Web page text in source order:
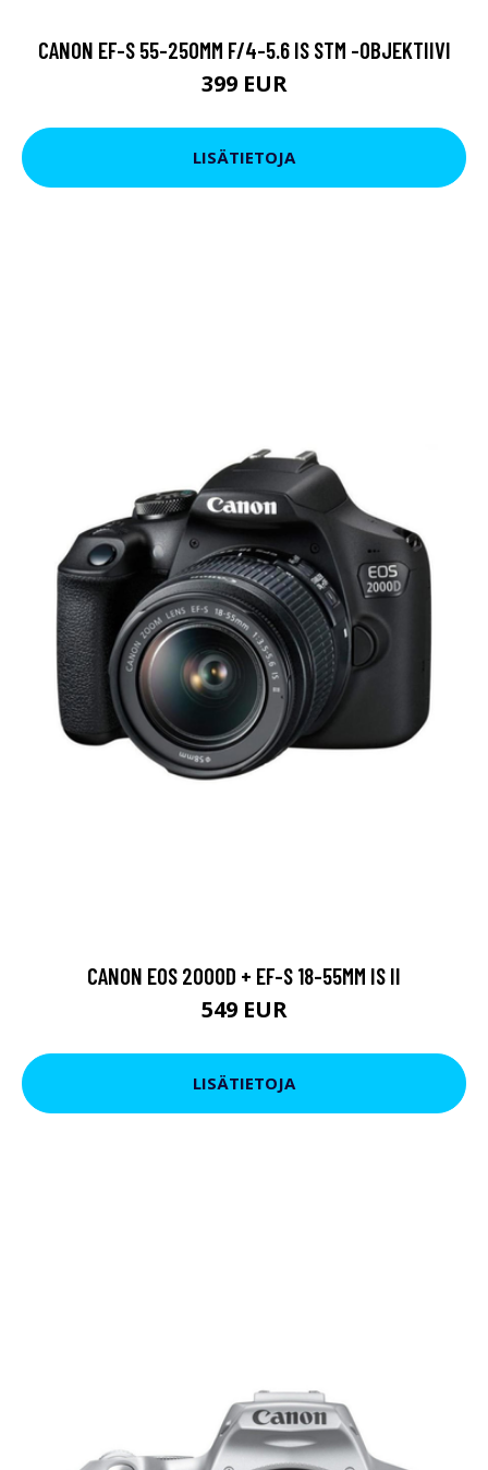
CANON EF-S 55-250MM F/4-5.6 IS STM -OBJEKTIIVI
399 EUR
LISÄTIETOJA
CANON EOS 2000D + EF-S 18-55MM IS II
549 EUR
LISÄTIETOJA